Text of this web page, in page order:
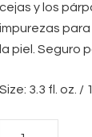
cejas y los
impurezas
la piel. Seguro
Size: 3.3 fl. oz. /